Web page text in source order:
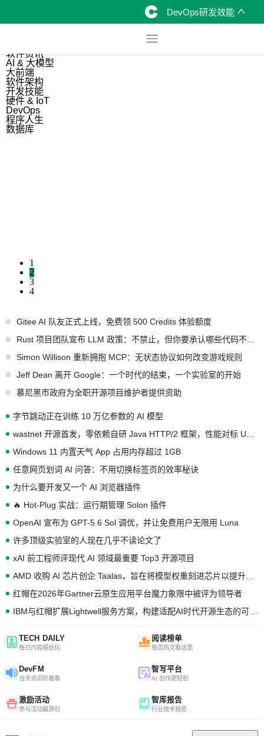
DevOps研发效能
软件资讯
AI & 大模型
大前端
软件架构
开发技能
硬件 & IoT
DevOps
程序人生
数据库
1
2
3
4
Gitee AI 队友正式上线，免费领 500 Credits 体验额度
Simon Willison 重新拥抱 MCP：无状态协议如何改变游戏规则
Jeff Dean 离开 Google：一个时代的结束，一个实验室的开始
慕尼黑市政府为全职开源项目维护者提供资助
字节跳动正在训练 10 万亿参数的 AI 模型
Windows 11 内置天气 App 占用内存超过 1GB
任意网页划词 AI 问答：不用切换标签页的效率秘诀
为什么要开发又一个 AI 浏览器插件
🔥 Hot-Plug 实战：运行期管理 Solon 插件
OpenAI 宣布为 GPT-5.6 Sol 调优，并让免费用户无限用 Luna
许多顶级实验室的人现在几乎不读论文了
xAI 前工程师评现代 AI 领域最重要 Top3 开源项目
红帽在2026年Gartner云原生应用平台魔力象限中被评为领导者
TECH DAILY
每日内容报纸化
阅读榜单
每周热文看这里
DevFM
当天资讯听着看
智写平台
AI 创作更轻松
激励活动
参与活动赢源石
智库报告
行业技术报告